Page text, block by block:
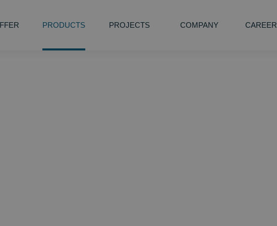
PRODUCTS PROJECTS COMPANY CAREER